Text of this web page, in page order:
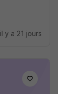
il y a 21 jours